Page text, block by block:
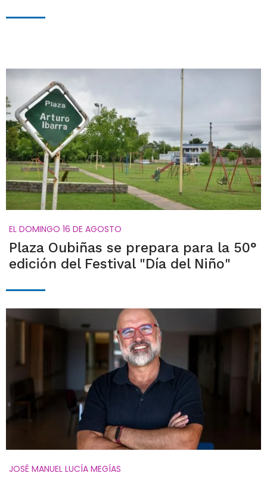
EL DOMINGO 16 DE AGOSTO
Plaza Oubiñas se prepara para la 50°
edición del Festival "Día del Niño"
JOSÉ MANUEL LUCÍA MEGÍAS